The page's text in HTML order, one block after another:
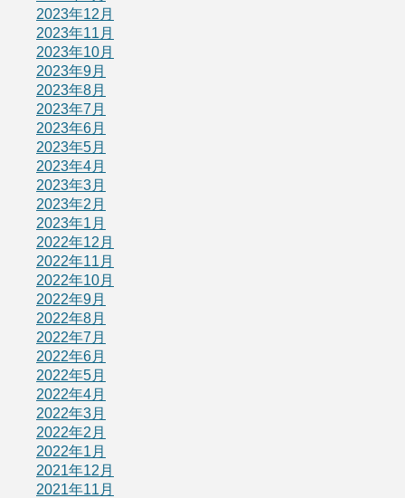
2023年12月
2023年11月
2023年10月
2023年9月
2023年8月
2023年7月
2023年6月
2023年5月
2023年4月
2023年3月
2023年2月
2023年1月
2022年12月
2022年11月
2022年10月
2022年9月
2022年8月
2022年7月
2022年6月
2022年5月
2022年4月
2022年3月
2022年2月
2022年1月
2021年12月
2021年11月